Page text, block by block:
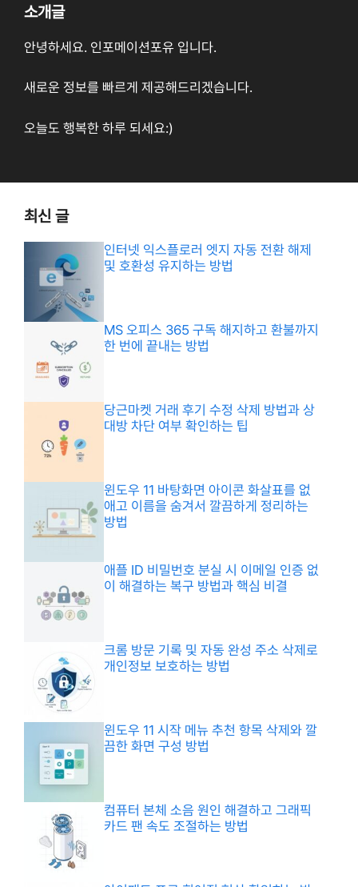
소개글
안녕하세요. 인포메이션포유 입니다.
새로운 정보를 빠르게 제공해드리겠습니다.
오늘도 행복한 하루 되세요:)
최신 글
인터넷 익스플로러 엣지 자동 전환 해제
및 호환성 유지하는 방법
MS 오피스 365 구독 해지하고 환불까지
한 번에 끝내는 방법
당근마켓 거래 후기 수정 삭제 방법과 상
대방 차단 여부 확인하는 팁
윈도우 11 바탕화면 아이콘 화살표를 없
애고 이름을 숨겨서 깔끔하게 정리하는
방법
애플 ID 비밀번호 분실 시 이메일 인증 없
이 해결하는 복구 방법과 핵심 비결
크롬 방문 기록 및 자동 완성 주소 삭제로
개인정보 보호하는 방법
윈도우 11 시작 메뉴 추천 항목 삭제와 깔
끔한 화면 구성 방법
컴퓨터 본체 소음 원인 해결하고 그래픽
카드 팬 속도 조절하는 방법